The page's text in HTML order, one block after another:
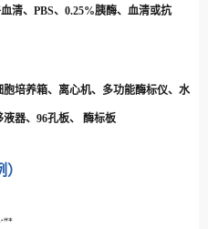
清、PBS、0.25%胰酶、血清或抗
胞培养箱、离心机、多功能酶标仪、水
器、96孔板、 酶标板